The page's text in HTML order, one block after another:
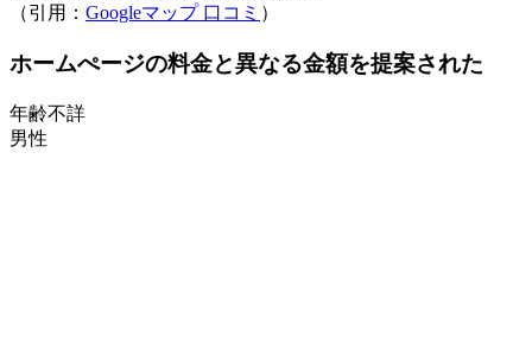
（引用： Googleマップ 口コミ ）
ホームぺージの料金と異なる金額を提案された
年齢不詳
男性